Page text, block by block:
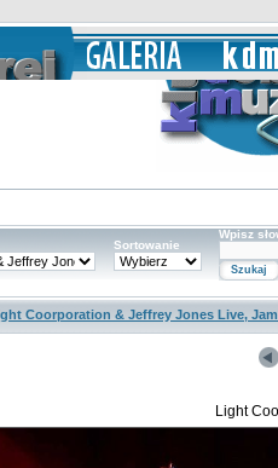
Sortowanie
Wpisz
Coorporation & Jeffrey Jones Live,
Light